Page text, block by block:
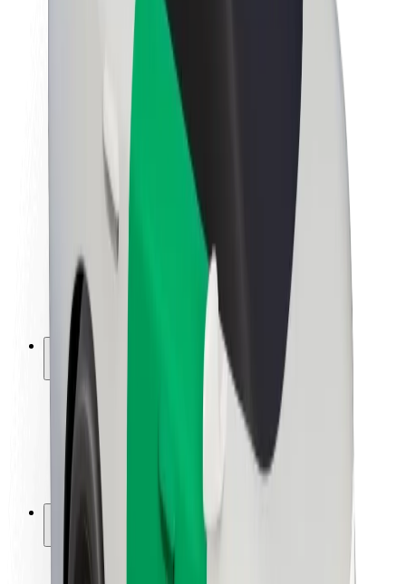
Fenntarthatóság a Boltnál
Project Zero
Sajtószoba
Brand
Küldetés
Befektetői kapcsolatok
Vezetőség
Márka
Média
Urban Fund
Biztonság
Utasbiztonság
Sofőr biztonság
E-roller biztonság
Biztonsági részleg
Lokációk